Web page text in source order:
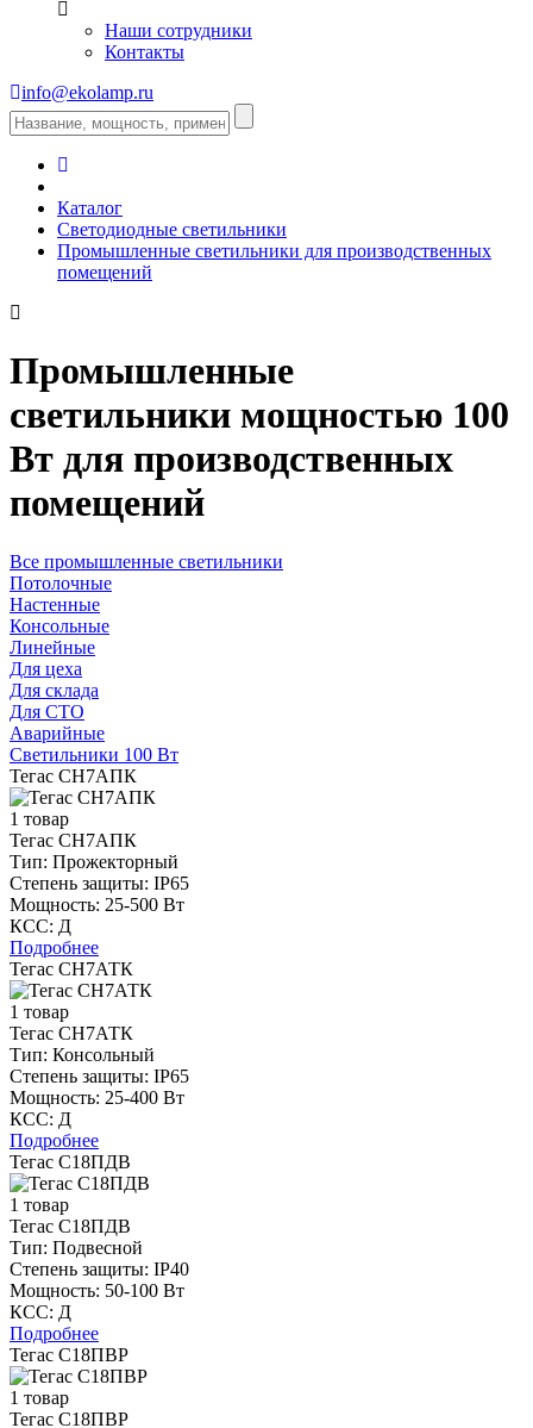
Наши сотрудники
Контакты
info@ekolamp.ru
Каталог
Светодиодные светильники
Промышленные светильники для производственных
помещений
Промышленные
светильники мощностью 100
Вт для производственных
помещений
Все промышленные светильники
Потолочные
Настенные
Консольные
Линейные
Для цеха
Для склада
Для СТО
Аварийные
Светильники 100 Вт
Тегас СН7АПК
1 товар
Тегас СН7АПК
Тип: Прожекторный
Степень защиты: IP65
Мощность: 25-500 Вт
КСС: Д
Подробнее
Тегас СН7АТК
1 товар
Тегас СН7АТК
Тип: Консольный
Степень защиты: IP65
Мощность: 25-400 Вт
КСС: Д
Подробнее
Тегас С18ПДВ
1 товар
Тегас С18ПДВ
Тип: Подвесной
Степень защиты: IP40
Мощность: 50-100 Вт
КСС: Д
Подробнее
Тегас С18ПВР
1 товар
Тегас С18ПВР